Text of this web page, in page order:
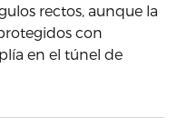
rectos, aunque la
con
en el túnel de